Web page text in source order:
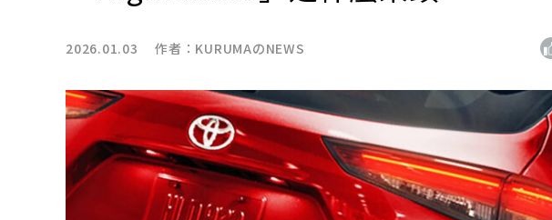
2026.01.03 作者： KURUMAのNEWS